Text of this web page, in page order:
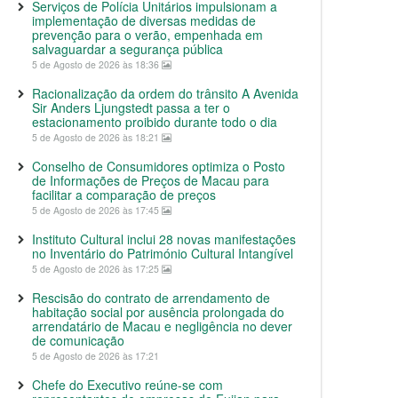
Serviços de Polícia Unitários impulsionam a
implementação de diversas medidas de
prevenção para o verão, empenhada em
salvaguardar a segurança pública
5 de Agosto de 2026 às 18:36
Racionalização da ordem do trânsito A Avenida
Sir Anders Ljungstedt passa a ter o
estacionamento proibido durante todo o dia
5 de Agosto de 2026 às 18:21
Conselho de Consumidores optimiza o Posto
de Informações de Preços de Macau para
facilitar a comparação de preços
5 de Agosto de 2026 às 17:45
Instituto Cultural inclui 28 novas manifestações
no Inventário do Património Cultural Intangível
5 de Agosto de 2026 às 17:25
Rescisão do contrato de arrendamento de
habitação social por ausência prolongada do
arrendatário de Macau e negligência no dever
de comunicação
5 de Agosto de 2026 às 17:21
Chefe do Executivo reúne-se com